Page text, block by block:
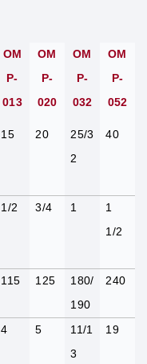
OM
P-
013
OM
P-
020
OM
P-
032
OM
P-
052
15 20
25/3
2
40
1/2 3/4 1
1
1/2
115 125
180/
190
240
4 5
11/1
3
19